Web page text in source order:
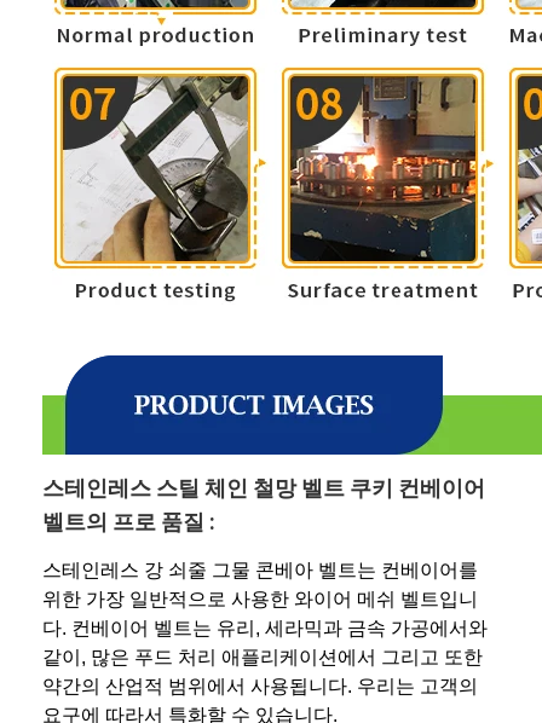
스테인레스 스틸 체인 철망 벨트 쿠키 컨베이어
벨트의 프로 품질 :
스테인레스 강 쇠줄 그물 콘베아 벨트는 컨베이어를
위한 가장 일반적으로 사용한 와이어 메쉬 벨트입니
다. 컨베이어 벨트는 유리, 세라믹과 금속 가공에서와
같이, 많은 푸드 처리 애플리케이션에서 그리고 또한
약간의 산업적 범위에서 사용됩니다. 우리는 고객의
요구에 따라서 특화할 수 있습니다.